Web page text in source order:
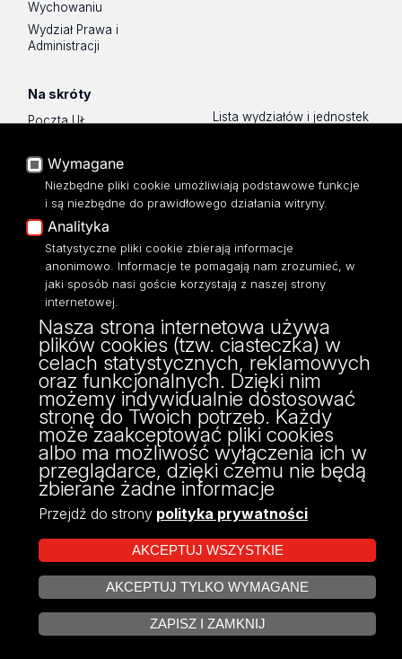
Wychowaniu
Wydział Prawa i
Administracji
Na skróty
Poczta UŁ
Portal Pracowniczy
Baza Aktów Własnych
Platforma e-learningowa
Moodle
Eksperci UŁ
Polityka Prywatności
Dostępność
Lista wydziałów i jednostek
O Stronie
Dostępność
ul. Pilarskiego 14/16, 90-231 Łódź
NIP: 724 000 32 43
Projekt Multiportalu UŁ współfinansowany z funduszy Unii Europejskiej w
ramach konkursu NCBR
Wymagane
Niezbędne pliki cookie umożliwiają podstawowe funkcje
i są niezbędne do prawidłowego działania witryny.
Analityka
Statystyczne pliki cookie zbierają informacje
anonimowo. Informacje te pomagają nam zrozumieć, w
jaki sposób nasi goście korzystają z naszej strony
internetowej.
Nasza strona internetowa używa
plików cookies (tzw. ciasteczka) w
celach statystycznych, reklamowych
oraz funkcjonalnych. Dzięki nim
możemy indywidualnie dostosować
stronę do Twoich potrzeb. Każdy
może zaakceptować pliki cookies
albo ma możliwość wyłączenia ich w
przeglądarce, dzięki czemu nie będą
zbierane żadne informacje
Przejdź do strony polityka prywatności
AKCEPTUJ WSZYSTKIE
AKCEPTUJ TYLKO WYMAGANE
ZAPISZ I ZAMKNIJ
ZARZĄDZAJ COOKIES